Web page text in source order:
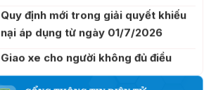
cơ quan, tổ chức, đơn vị
nại áp dụng từ ngày 01/7/2026
Giao xe cho người không đủ điều
kiện: Khi sự chủ quan dẫn đến những
hậu quả nghiêm trọng
THÀNH PHỐ HUẾ TRIỂN KHAI TỔNG